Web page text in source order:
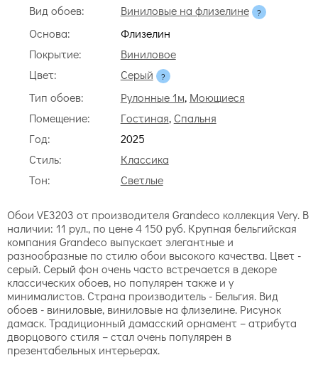
Вид обоев:
Виниловые на флизелине
Основа:
Флизелин
Покрытие:
Виниловое
Цвет:
Серый
Тип обоев:
Рулонные 1м, Моющиеся
Помещение:
Гостиная, Спальня
Год:
2025
Стиль:
Классика
Тон:
Светлые
Обои VE3203 от производителя Grandeco коллекция Very. В
наличии: 11 рул., по цене 4 150 руб. Крупная бельгийская
компания Grandeco выпускает элегантные и
разнообразные по стилю обои высокого качества. Цвет -
серый. Серый фон очень часто встречается в декоре
классических обоев, но популярен также и у
минималистов. Страна производитель - Бельгия. Вид
обоев - виниловые, виниловые на флизелине. Рисунок
дамаск. Традиционный дамасский орнамент – атрибута
дворцового стиля – стал очень популярен в
презентабельных интерьерах.